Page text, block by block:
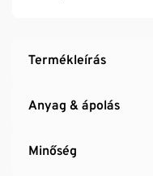
Termékleírás
Anyag & ápolás
Minőség